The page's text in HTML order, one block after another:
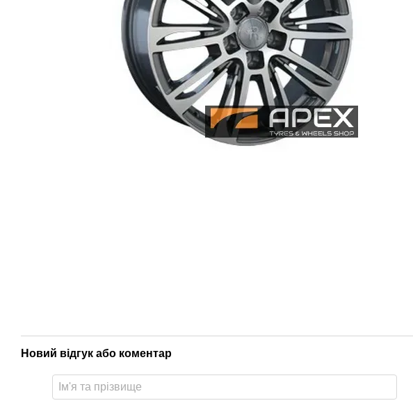
Новий відгук або коментар